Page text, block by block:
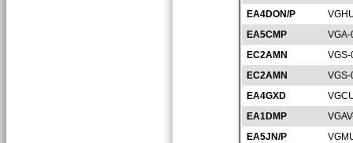
EA4DON/P
EA5CMP
EC2AMN
EC2AMN
EA4GXD
EA1DMP
EA5JN/P